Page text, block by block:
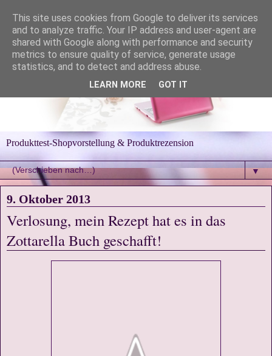
Produkttest-Shopvorstellung & Produktrezension
▼
9. Oktober 2013
Verlosung, mein Rezept hat es in das
Zottarella Buch geschafft!
This site uses cookies from Google to deliver its services
and to analyze traffic. Your IP address and user-agent are
shared with Google along with performance and security
metrics to ensure quality of service, generate usage
statistics, and to detect and address abuse.
LEARN MORE GOT IT